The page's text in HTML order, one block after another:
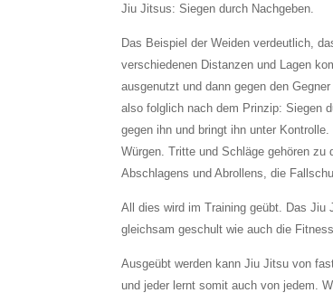
Jiu Jitsus: Siegen durch Nachgeben.
Das Beispiel der Weiden verdeutlich,
verschiedenen Distanzen und Lagen
ausgenutzt und dann gegen den
also folglich nach dem Prinzip: Siegen
gegen ihn und bringt ihn unter
Würgen. Tritte und Schläge gehören zu
Abschlagens und Abrollens, die
All dies wird im Training geübt. Das Jiu
gleichsam geschult wie auch die
Ausgeübt werden kann Jiu Jitsu von
und jeder lernt somit auch von jedem.